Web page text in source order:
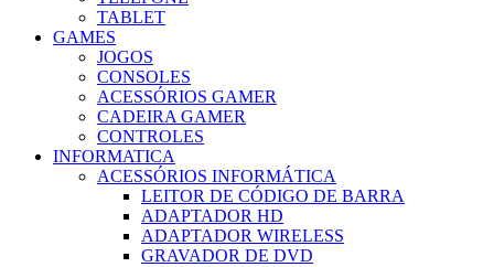
TABLET
GAMES
JOGOS
CONSOLES
ACESSÓRIOS GAMER
CADEIRA GAMER
CONTROLES
INFORMATICA
ACESSÓRIOS INFORMÁTICA
LEITOR DE CÓDIGO DE BARRA
ADAPTADOR HD
ADAPTADOR WIRELESS
GRAVADOR DE DVD